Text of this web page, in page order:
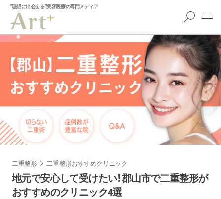
”理想に出会える”美容医療の専門メディア
二重整形 二重整形おすすめクリニック
地元で安心して受けたい！郡山市で二重整形が
おすすめのクリニック4選